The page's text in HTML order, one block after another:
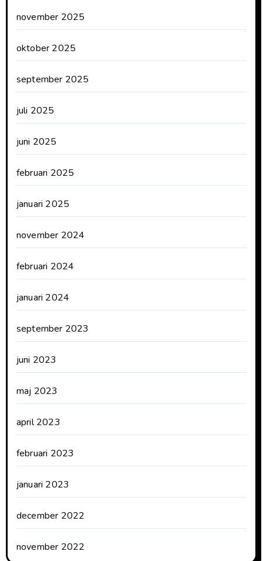
november 2025
oktober 2025
september 2025
juli 2025
juni 2025
februari 2025
januari 2025
november 2024
februari 2024
januari 2024
september 2023
juni 2023
maj 2023
april 2023
februari 2023
januari 2023
december 2022
november 2022